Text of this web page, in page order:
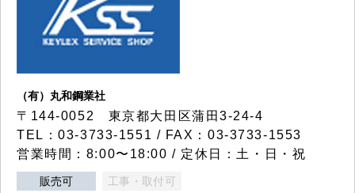
（有）丸和鋼業社
〒144-0052 東京都大田区蒲田3-24-4
TEL：03-3733-1551 / FAX：03-3733-1553
営業時間：8:00〜18:00 / 定休日：土・日・祝
販売可 工事・取付可